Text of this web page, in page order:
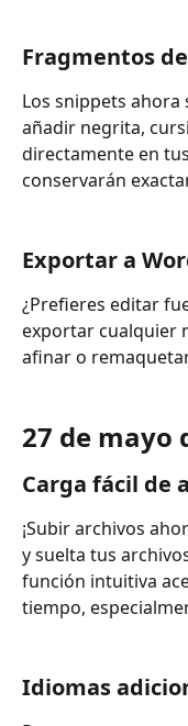
Fragmentos
Los snippets ahora
añadir negrita,
directamente en
conservarán
Exportar a
¿Prefieres editar
exportar cualquier
afinar o
27 de mayo
Carga fácil de
¡Subir archivos
y suelta tus
función intuitiva
tiempo,
Idiomas